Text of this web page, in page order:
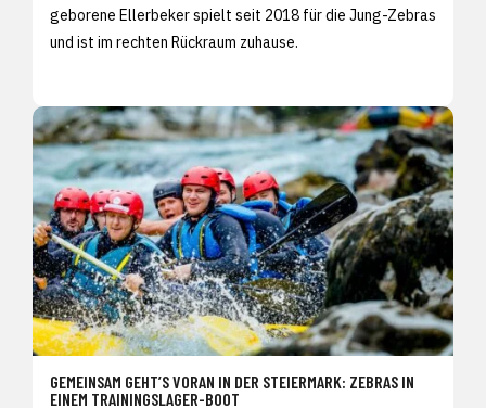
geborene Ellerbeker spielt seit 2018 für die Jung-Zebras
und ist im rechten Rückraum zuhause.
GEMEINSAM GEHT’S VORAN IN DER STEIERMARK: ZEBRAS IN
EINEM TRAININGSLAGER-BOOT